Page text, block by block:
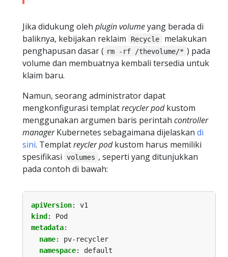
Jika didukung oleh plugin volumeyang berada di
baliknya, kebijakan reklaim
Recycle
melakukan
penghapusan dasar ( rm -rf /thevolume/* ) pada
volume dan membuatnya kembali tersedia untuk
klaim baru.
Namun, seorang administrator dapat
mengkonfigurasi templatrecycler podkustom
menggunakan argumen baris perintah controller
managerKubernetes sebagaimana dijelaskan di
sini. Templatreycler podkustom harus memiliki
spesifikasi
volumes , seperti yang ditunjukkan
pada contoh di bawah:
apiVersion:
v1
kind :
Pod
metadata:
name:
pv-recycler
namespace:
default